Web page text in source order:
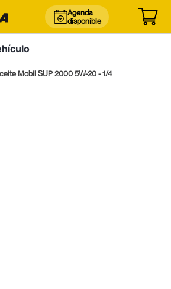
Agenda
disponible
Mobil SUP 2000 5W-20 - 1/4